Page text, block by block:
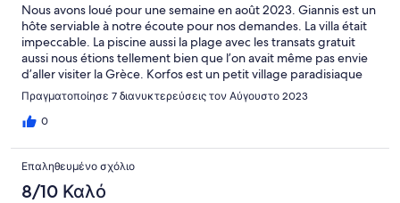
Nous avons loué pour une semaine en août 2023. Giannis est un
hôte serviable à notre écoute pour nos demandes. La villa était
impeccable. La piscine aussi la plage avec les transats gratuit
aussi nous étions tellement bien que l’on avait même pas envie
d’aller visiter la Grèce. Korfos est un petit village paradisiaque
où il n’y a pas beaucoup de touristes, du moins pas encore donc
nous remercions beaucoup Giannis pour son hospitalité. Et
franchement, nous vous conseillons ce petit coin de paradis.
Πραγματοποίησε 7 διανυκτερεύσεις τον Αύγουστο 2023
0
Επαληθευμένο σχόλιο
8/10 Καλό